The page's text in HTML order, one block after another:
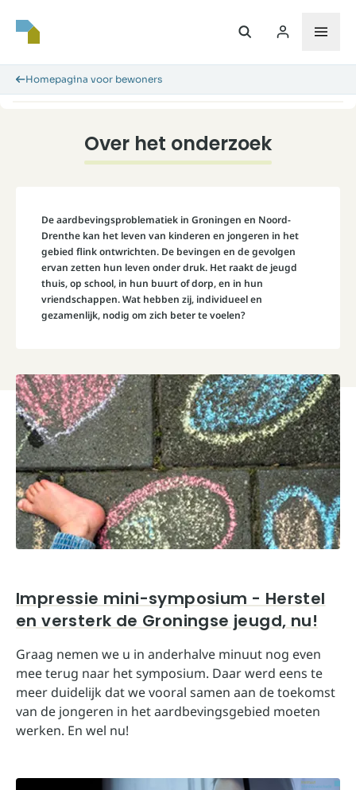
Homepagina voor bewoners
Over het onderzoek
De aardbevingsproblematiek in Groningen en Noord-
Drenthe kan het leven van kinderen en jongeren in het
gebied flink ontwrichten. De bevingen en de gevolgen
ervan zetten hun leven onder druk. Het raakt de jeugd
thuis, op school, in hun buurt of dorp, en in hun
vriendschappen. Wat hebben zij, individueel en
gezamenlijk, nodig om zich beter te voelen?
Impressie mini-symposium - Herstel
en versterk de Groningse jeugd, nu!
Graag nemen we u in anderhalve minuut nog even
mee terug naar het symposium. Daar werd eens te
meer duidelijk dat we vooral samen aan de toekomst
van de jongeren in het aardbevingsgebied moeten
werken. En wel nu!